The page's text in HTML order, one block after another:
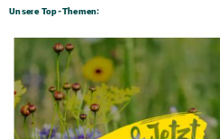
Unsere Top-Themen: